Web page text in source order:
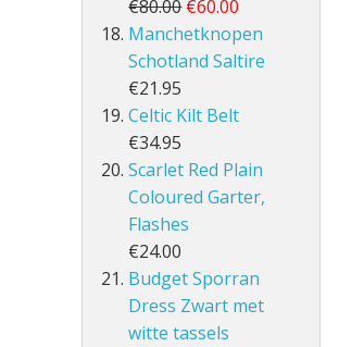
€80.00 €60.00
Manchetknopen
Schotland Saltire
€21.95
Celtic Kilt Belt
€34.95
Scarlet Red Plain
Coloured Garter,
Flashes
€24.00
Budget Sporran
Dress Zwart met
witte tassels